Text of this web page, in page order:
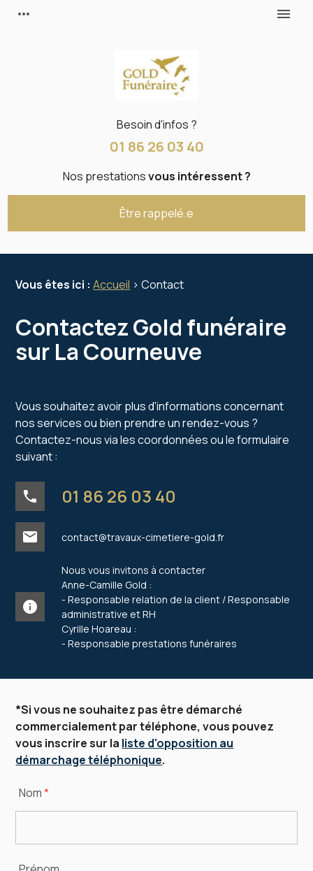
more_horiz menu
Besoin d'infos ?
01 86 26 03 40
Nos prestationsvous intéressent ?
Être rappelé.e
Vous êtes ici : Accueil > Contact
Contactez Gold funéraire
sur La Courneuve
Vous souhaitez avoir plus d'informations concernant
nos services ou bien prendre un rendez-vous ?
Contactez-nous via les coordonnées ou le formulaire
suivant :
phone 01 86 26 03 40
mail contact@travaux-cimetiere-gold.fr
info
Nous vous invitons à contacter
Anne-Camille Gold :
- Responsable relation de la client / Responsable
administrative et RH
Cyrille Hoareau :
- Responsable prestations funéraires
*Si vous ne souhaitez pas être démarché
commercialement par téléphone, vous pouvez
vous inscrire sur la liste d'opposition au
démarchage téléphonique.
Nom*